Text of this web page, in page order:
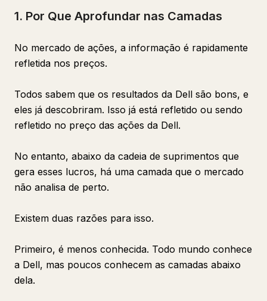
1. Por Que Aprofundar nas Camadas
No mercado de ações, a informação é rapidamente
refletida nos preços.
Todos sabem que os resultados da Dell são bons, e
eles já descobriram. Isso já está refletido ou sendo
refletido no preço das ações da Dell.
No entanto, abaixo da cadeia de suprimentos que
gera esses lucros, há uma camada que o mercado
não analisa de perto.
Existem duas razões para isso.
Primeiro, é menos conhecida. Todo mundo conhece
a Dell, mas poucos conhecem as camadas abaixo
dela.